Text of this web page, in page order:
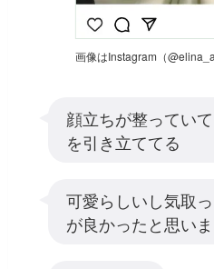
画像はInstagram（
顔立ちが整ってい
を引き立ててる
可愛らしいし気取
が良かったと思い